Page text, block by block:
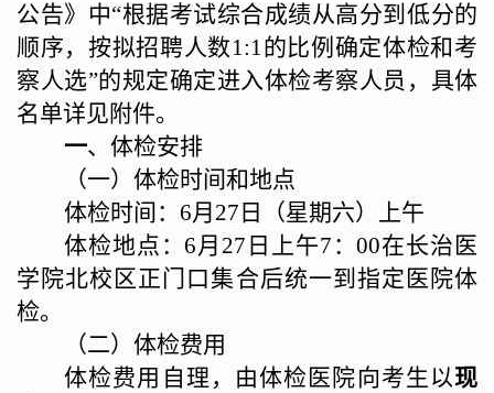
公告》中“根据考试综合成绩从高分到低分的
顺序，按拟招聘人数1:1的比例确定体检和考
察人选”的规定确定进入体检考察人员 ， 具体
名单详见附件。
一、体检安排
（一）体检时间和地点
体检时间： 6月 27 日（星期六）上午
体检地点： 6月 27 日上午7：00在长治医
学院北校区正门 口集合后统一到指定医院体
检。
（二）体检费用
体检费用自理，由体检医院向考生以现